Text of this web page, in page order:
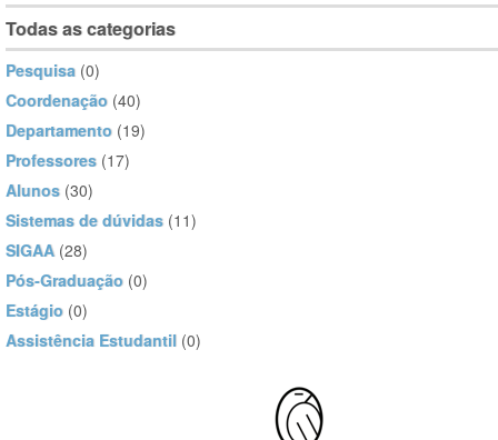
Todas as categorias
Pesquisa (0)
Coordenação (40)
Departamento (19)
Professores (17)
Alunos (30)
Sistemas de dúvidas (11)
SIGAA (28)
Pós-Graduação (0)
Estágio (0)
Assistência Estudantil (0)